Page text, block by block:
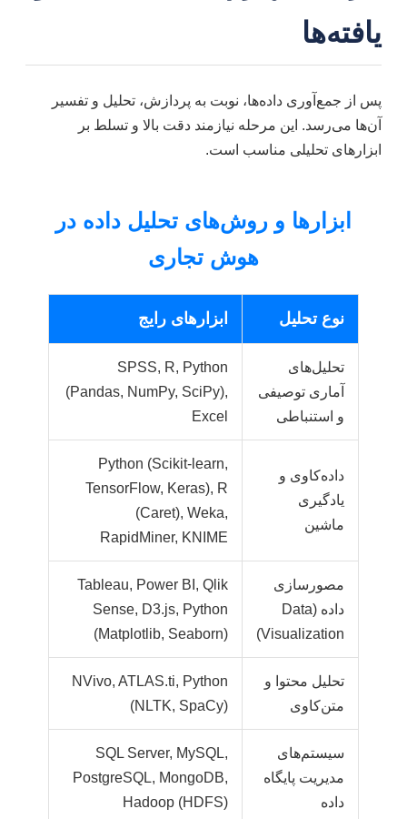
یافته‌ها
پس از جمع‌آوری داده‌ها، نوبت به پردازش، تحلیل و تفسیر
آن‌ها می‌رسد. این مرحله نیازمند دقت بالا و تسلط بر
ابزارهای تحلیلی مناسب است.
ابزارها و روش‌های تحلیل داده در
هوش تجاری
نوع تحلیل ابزارهای رایج
تحلیل‌های
آماری توصیفی
و استنباطی
SPSS, R, Python
(Pandas, NumPy, SciPy),
Excel
داده‌کاوی و
یادگیری
ماشین
Python (Scikit-learn,
TensorFlow, Keras), R
(Caret), Weka,
RapidMiner, KNIME
مصورسازی
داده (Data
Visualization)
Tableau, Power BI, Qlik
Sense, D3.js, Python
(Matplotlib, Seaborn)
تحلیل محتوا و
متن‌کاوی
NVivo, ATLAS.ti, Python
(NLTK, SpaCy)
سیستم‌های
مدیریت پایگاه
داده
SQL Server, MySQL,
PostgreSQL, MongoDB,
Hadoop (HDFS)